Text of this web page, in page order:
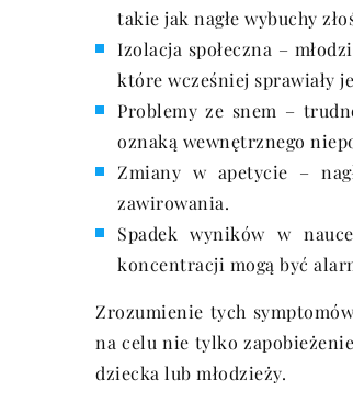
takie jak nagłe wybuchy
Izolacja społeczna –
które wcześniej sprawiały
Problemy ze snem –
oznaką wewnętrznego
Zmiany w apetycie –
zawirowania.
Spadek wyników w
koncentracji mogą być
Zrozumienie tych
na celu nie tylko
dziecka lub młodzieży.